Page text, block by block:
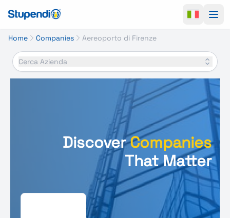
Home Companies Aereoporto di Firenze
Cerca Azienda
DiscoverCompanies
That Matter